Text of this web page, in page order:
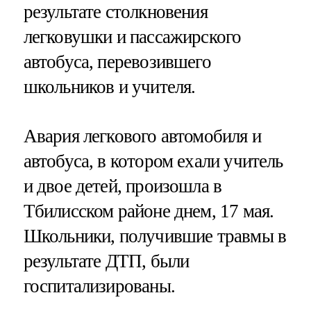
результате столкновения
легковушки и пассажирского
автобуса, перевозившего
школьников и учителя.
Авария легкового автомобиля и
автобуса, в котором ехали учитель
и двое детей, произошла в
Тбилисском районе днем, 17 мая.
Школьники, получившие травмы в
результате ДТП, были
госпитализированы.